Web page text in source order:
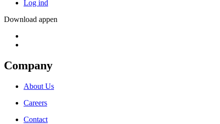
Log ind
Download appen
Company
About Us
Careers
Contact